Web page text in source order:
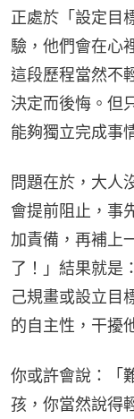
正處於「設定目
驗，他們會在心
這段歷程當然不
決定而後悔。但
能夠獨立完成事
問題在於，大人
會提前阻止，事
加責備，再補上
了！」結果就是
己規畫或設立目
的自主性，干擾
你或許會說：「
孩，你當然說得